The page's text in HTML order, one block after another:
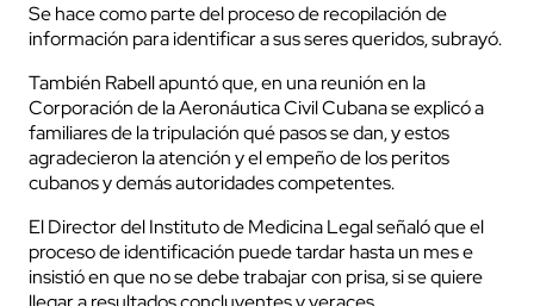
Se hace como parte del proceso de recopilación de
información para identificar a sus seres queridos, subrayó.
También Rabell apuntó que, en una reunión en la
Corporación de la Aeronáutica Civil Cubana se explicó a
familiares de la tripulación qué pasos se dan, y estos
agradecieron la atención y el empeño de los peritos
cubanos y demás autoridades competentes.
El Director del Instituto de Medicina Legal señaló que el
proceso de identificación puede tardar hasta un mes e
insistió en que no se debe trabajar con prisa, si se quiere